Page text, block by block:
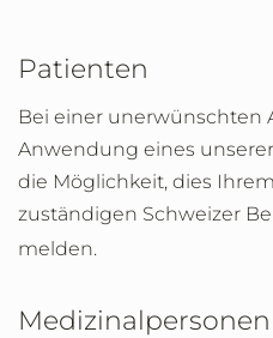
Patienten
Bei einer unerwünschten
Anwendung eines
die Möglichkeit, dies
zuständigen Schweizer
melden.
Medizinalpersonen